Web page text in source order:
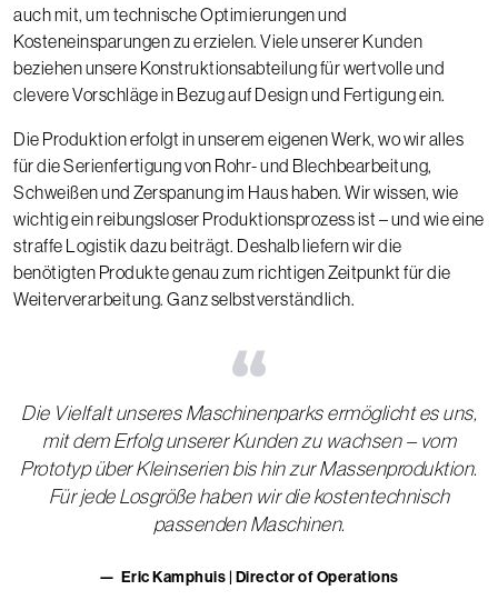
auch mit, um technische Optimierungen und
Kosteneinsparungen zu erzielen. Viele unserer Kunden
beziehen unsere Konstruktionsabteilung für wertvolle und
clevere Vorschläge in Bezug auf Design und Fertigung ein.
Die Produktion erfolgt in unserem eigenen Werk, wo wir alles
für die Serienfertigung von Rohr- und Blechbearbeitung,
Schweißen und Zerspanung im Haus haben. Wir wissen, wie
wichtig ein reibungsloser Produktionsprozess ist – und wie eine
straffe Logistik dazu beiträgt. Deshalb liefern wir die
benötigten Produkte genau zum richtigen Zeitpunkt für die
Weiterverarbeitung. Ganz selbstverständlich.
“
Die Vielfalt unseres Maschinenparks ermöglicht es uns,
mit dem Erfolg unserer Kunden zu wachsen – vom
Prototyp über Kleinserien bis hin zur Massenproduktion.
Für jede Losgröße haben wir die kostentechnisch
passenden Maschinen.
Eric Kamphuis | Director of Operations